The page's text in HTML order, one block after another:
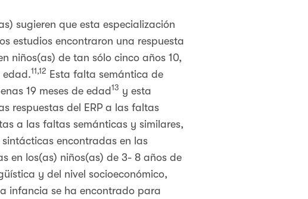
sugieren que esta especialización
estudios encontraron una respuesta
niños(as) de tan sólo cinco años 10,
edad.11,12 Esta falta semántica de
19 meses de edad 13 y esta
respuestas del ERP a las faltas
a las faltas semánticas y similares,
encontradas en las
en los(as) niños(as) de 3- 8 años de
y del nivel socioeconómico,
infancia se ha encontrado para